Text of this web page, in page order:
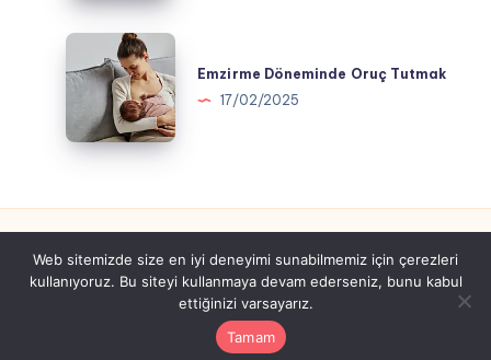
Sonra
Doğum
Kontrol
Yöntemi
Kullanılmalı?
Emzirme
Döneminde
Tutmak
Emzirme Döneminde Oruç Tutmak
17/02/2025
Tüm hakları saklıdır gebeyim.com.tr
Web sitemizde size en iyi deneyimi sunabilmemiz için çerezleri
kullanıyoruz. Bu siteyi kullanmaya devam ederseniz, bunu kabul
ettiğinizi varsayarız.
Tamam